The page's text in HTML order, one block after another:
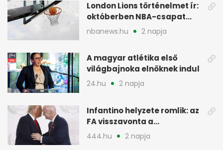
London Lions történelmet ír:
októberben NBA-csapat
ellen lép pályára
nbanews.hu 2 napja
A magyar atlétika első
világbajnoka elnöknek indul
24.hu 2 napja
Infantino helyzete romlik: az
FA visszavonta a
támogatását, jöhet a
444.hu 2 napja